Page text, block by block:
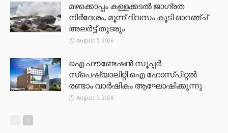
മഴക്കൊപ്പം കള്ളക്കടൽ ജാഗ്രത
നിർദേശം, മൂന്ന് ദിവസം കൂടി ഓറഞ്ച്
അലർട്ട് തുടരും
August 5, 2026
ഐ ഫൗണ്ടേഷൻ സൂപ്പർ
സ്പെഷ്യാലിറ്റി ഐ ഹോസ്പിറ്റൽ
രണ്ടാം വാർഷികം ആഘോഷിക്കുന്നു
August 5, 2026